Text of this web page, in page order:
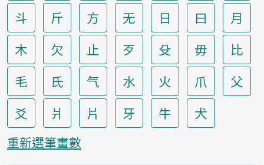
斗
斤 方 无 日 曰
月
木
欠 止 歹 殳 毋
比
毛
氏 气 水 火 爪
父
爻
爿 片 牙 牛 犬
重新選筆畫數